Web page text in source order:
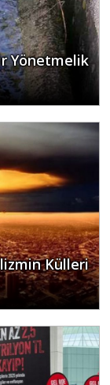
Yönetmelik
Külleri